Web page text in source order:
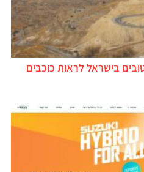
בישראל לראות כוכבים